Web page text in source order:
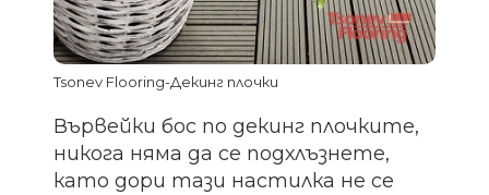
Tsonev Flooring-Декинг плочки
Вървейки бос по декинг плочките,
никога няма да се подхлъзнете,
като дори тази настилка не се